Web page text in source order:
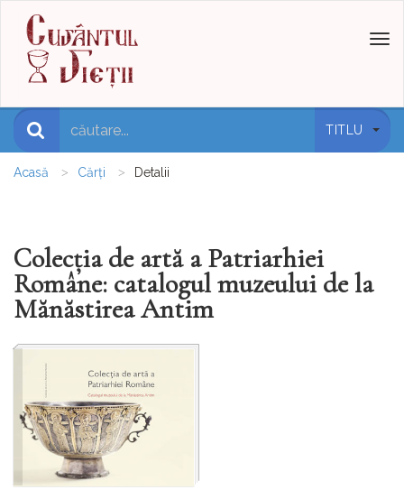
TITLU
Acasă Cărți Detalii
Colecția de artă a Patriarhiei
Române: catalogul muzeului de la
Mănăstirea Antim